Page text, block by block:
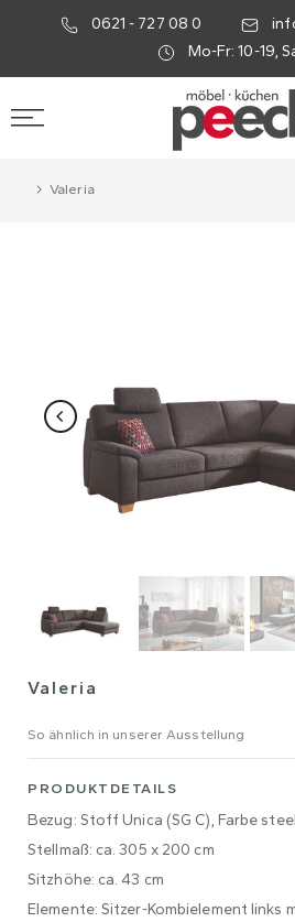
0621 - 727 08 0
Mo-Fr: 10-19,
Valeria
Valeria
So ähnlich in unserer Ausstellung
PRODUKTDETAILS
Bezug: Stoff Unica (SG C), Farbe steel
Stellmaß: ca. 305 x 200 cm
Sitzhöhe: ca. 43 cm
Elemente: Sitzer-Kombielement links